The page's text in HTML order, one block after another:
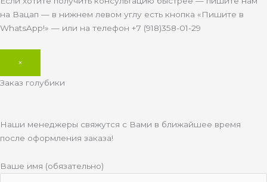
на Вацап — в нижнем левом углу есть кнопка «Пишите в
WhatsApp!» — или на телефон +7 (918)358-01-29
×
Заказ голубики
Наши менеджеры свяжутся с Вами в ближайшее время
после оформления заказа!
Ваше имя (обязательно)